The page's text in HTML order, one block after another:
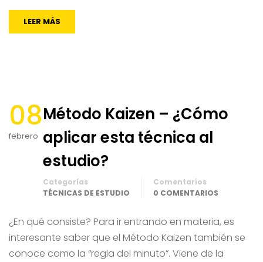
LEER MÁS
08
febrero
Método Kaizen – ¿Cómo
aplicar esta técnica al
estudio?
Categorías
TÉCNICAS DE ESTUDIO
Comentarios
0 COMENTARIOS
¿En qué consiste? Para ir entrando en materia, es
interesante saber que el Método Kaizen también se
conoce como la “regla del minuto”. Viene de la